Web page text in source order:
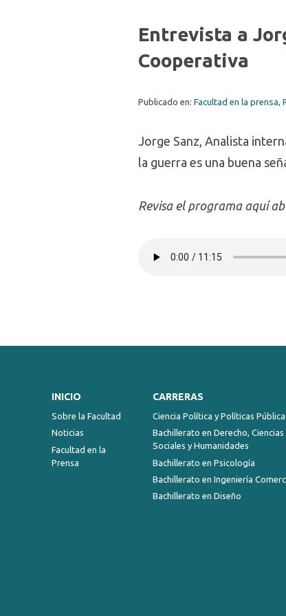
Entrevista a
Cooperativa
Publicado en: Facultad en la prensa,
Jorge Sanz, Analista
la guerra es una buena
Revisa el programa aquí
INICIO
Sobre la Facultad
Noticias
Facultad en la
Prensa
CARRERAS
Ciencia Política y Políticas
Bachillerato en Derecho, Ciencias
Sociales y Humanidades
Bachillerato en Psicología
Bachillerato en Ingeniería
Bachillerato en Diseño